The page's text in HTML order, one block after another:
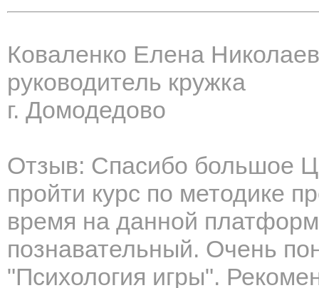
Коваленко Елена
руководитель кружка
г. Домодедово
Отзыв: Спасибо большое
пройти курс по методике
время на данной
познавательный. Очень
"Психология игры".